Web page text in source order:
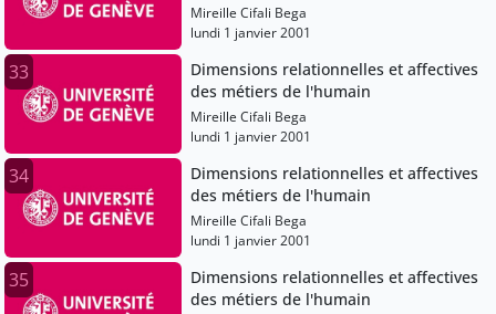
Mireille Cifali Bega
lundi 1 janvier 2001
33
Dimensions relationnelles et affectives
des métiers de l'humain
Mireille Cifali Bega
lundi 1 janvier 2001
34
Dimensions relationnelles et affectives
des métiers de l'humain
Mireille Cifali Bega
lundi 1 janvier 2001
35
Dimensions relationnelles et affectives
des métiers de l'humain